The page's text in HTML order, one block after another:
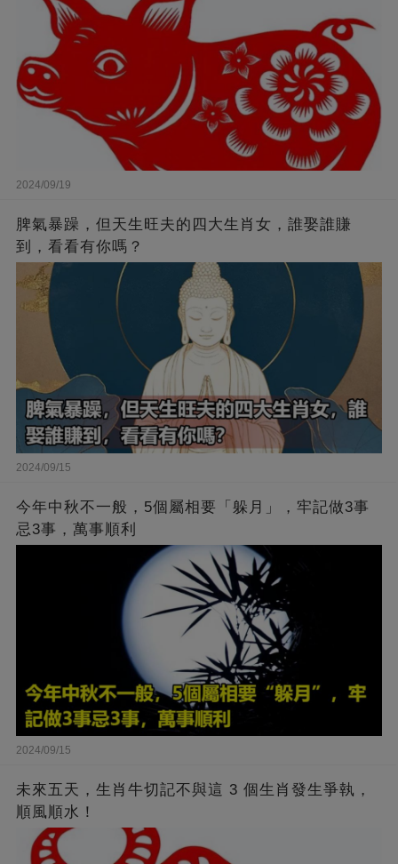
2024/09/19
脾氣暴躁，但天生旺夫的四大生肖女，誰娶誰賺
到，看看有你嗎？
2024/09/15
今年中秋不一般，5個屬相要「躲月」，牢記做3事
忌3事，萬事順利
2024/09/15
未來五天，生肖牛切記不與這 3 個生肖發生爭執，
順風順水！